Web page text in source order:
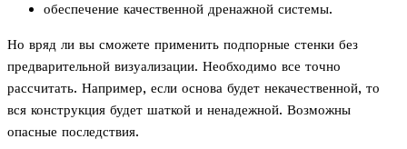
обеспечение качественной дренажной системы.
Но вряд ли вы сможете применить подпорные стенки без
предварительной визуализации. Необходимо все точно
рассчитать. Например, если основа будет некачественной, то
вся конструкция будет шаткой и ненадежной. Возможны
опасные последствия.